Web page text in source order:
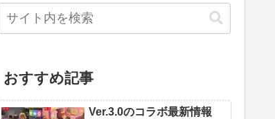
おすすめ記事
Ver.3.0のコラボ最新情報